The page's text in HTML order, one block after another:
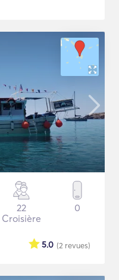
22
Croisière
0
(2 revues)
5.0